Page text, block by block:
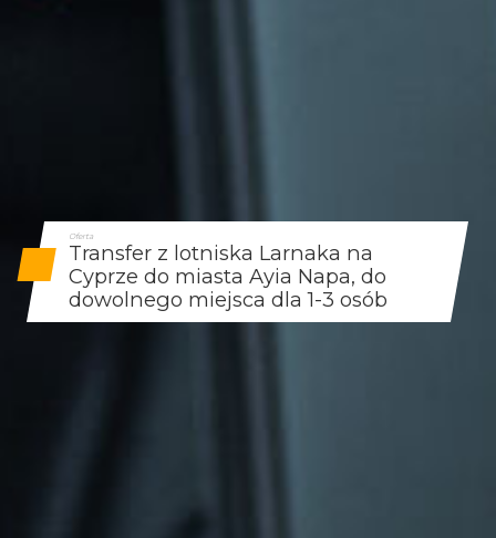
Oferta
Transfer z lotniska Larnaka na
Cyprze do miasta Ayia Napa, do
dowolnego miejsca dla 1-3 osób